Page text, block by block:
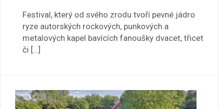
Festival, který od svého zrodu tvoří pevné jádro
ryze autorských rockových, punkových a
metalových kapel bavících fanoušky dvacet, třicet
či […]